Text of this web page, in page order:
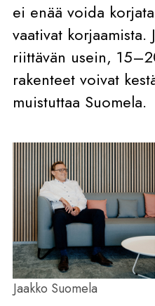
ei enää voida
vaativat korjaamista.
riittävän usein,
rakenteet voivat
muistuttaa Suomela.
Jaakko Suomela